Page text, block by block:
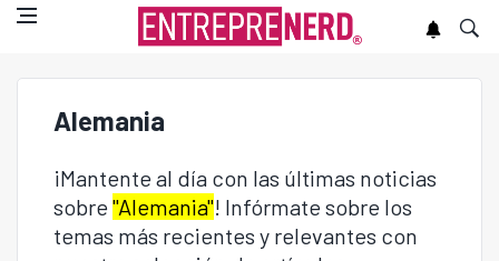
Alemania
¡Mantente al día con las últimas noticias
sobre "Alemania"! Infórmate sobre los
temas más recientes y relevantes con